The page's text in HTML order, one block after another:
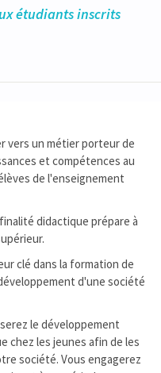
étudiants inscrits
vers un métier porteur de
et compétences au
de l'enseignement
didactique prépare à
clé dans la formation de
d'une société
le développement
chez les jeunes afin de les
société. Vous engagerez